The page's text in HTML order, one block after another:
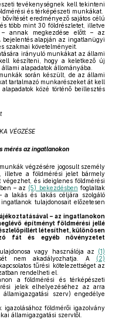
tevékenységnek kell tekinteni
és térképészeti munkákat.
eredményező sajátos célú
több mint 30 földrészletet, illetve
annak megkezdése előtt – az
alapján az ingatlanügyi
szakmai követelményeit.
irányuló munkákat az állami
készíteni, hogy a keletkező új
alapadatok állományába.
során készült, de az állami
tartalmazó munkarészeket át kell
közé történő beillesztés
VÉGZÉSE
mérés az ingatlanokon
végzésére jogosult személy
illetve a földmérési jelet bármely
és ideiglenes földmérési
– az (5) bekezdésben foglaltak
a lakás és lakás céljára szolgáló
tulajdonosait előzetesen
– az ingatlanokon
építményt földmérési jellé
létesíthet, különösen
fát és egyéb növényzetet
vagy használója az (1)
nem akadályozhatja. A (2)
tűrési kötelezettséget az
rendelheti el.
a földmérési és térképészeti
jelek elhelyezéséhez az arra
szerv) engedélye
igazolásához földmérői igazolvány
államigazgatási szervtől.